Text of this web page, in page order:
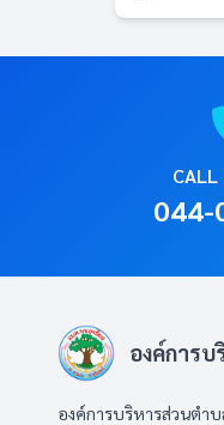
CALL
044-
องค์การ
องค์การบริหารส่วนตำ